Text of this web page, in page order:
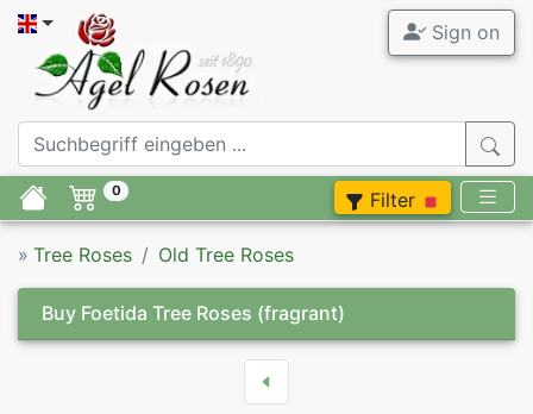
Sign on
0 Filter
» Tree Roses Old Tree Roses
Buy Foetida Tree Roses (fragrant)